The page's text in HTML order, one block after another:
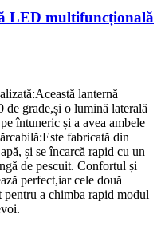
LED multifuncțională
lanternă
de grade,și o lumină laterală
întuneric și a avea ambele
fabricată din
și se încarcă rapid cu un
de pescuit. Confortul și
perfect,iar cele două
pentru a chimba rapid modul